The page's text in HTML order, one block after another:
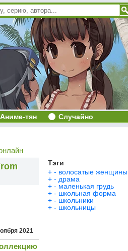
Аниме-тян Случайно
2021
Тэги
+ - волосатые женщины
+ - драма
+ - маленькая грудь
+ - школьная форма
+ - школьники
+ - школьницы